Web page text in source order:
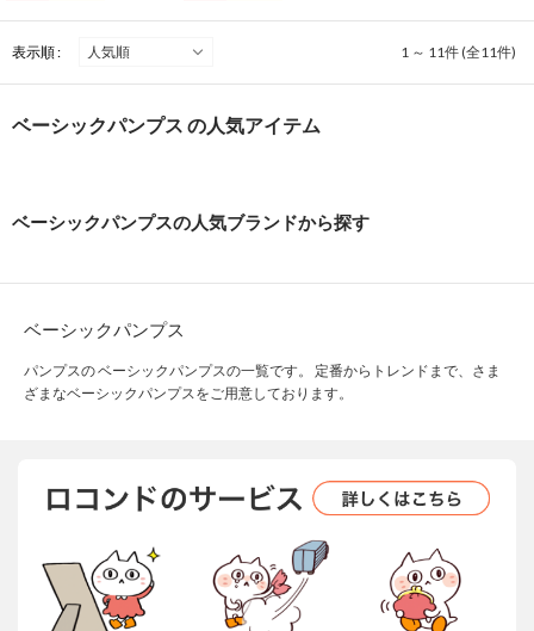
表示順 : 1 ～ 11件 (全11件)
ベーシックパンプス の人気アイテム
ベーシックパンプスの人気ブランドから探す
ベーシックパンプス
パンプスの ベーシックパンプスの一覧です。 定番からトレンドまで、さま
ざまなベーシックパンプスをご用意しております。